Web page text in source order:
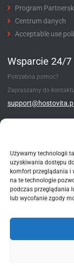
Używamy technologii
uzyskiwania dostępu
komfort przeglądania i
na te technologie
podczas przeglądania
lub wycofanie zgody
Program
Centrum danych
Acceptable use
Wsparcie 24/7
Potrzebna pomoc?
Zapraszamy do
support@hostovita.pl
Metody
*wszystkie podane